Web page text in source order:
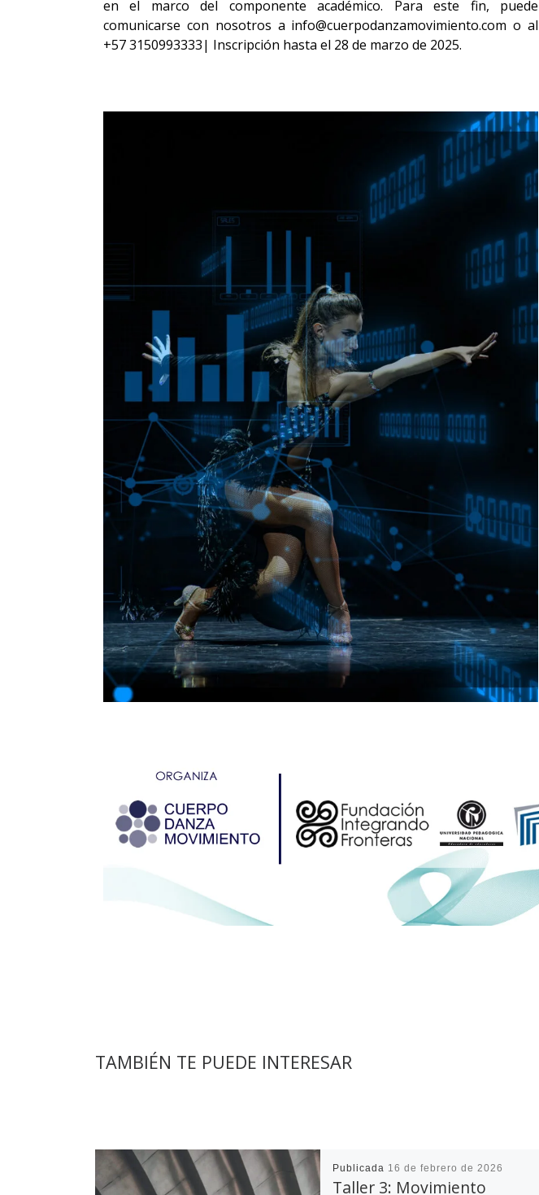
en el marco del componente académico. Para este fin, puede
comunicarse con nosotros a info@cuerpodanzamovimiento.com o al
+57 3150993333| Inscripción hasta el 28 de marzo de 2025.
TAMBIÉN TE PUEDE INTERESAR
Publicada 16 de febrero de 2026
Taller 3: Movimiento